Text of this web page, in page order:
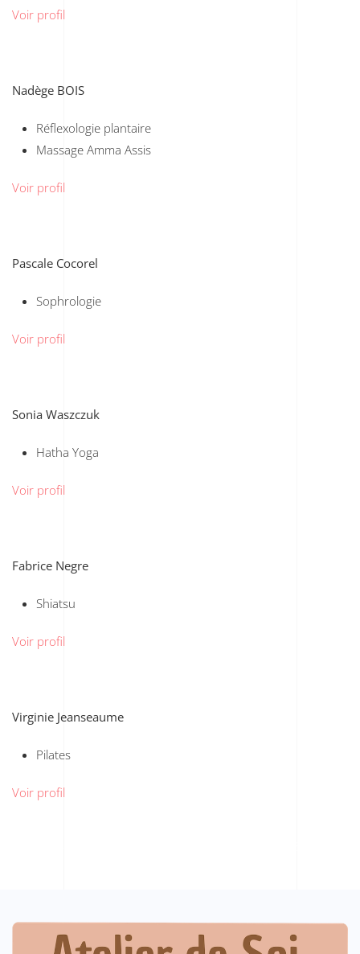
Voir profil
Nadège BOIS
Réflexologie plantaire
Massage Amma Assis
Voir profil
Pascale Cocorel
Sophrologie
Voir profil
Sonia Waszczuk
Hatha Yoga
Voir profil
Fabrice Negre
Shiatsu
Voir profil
Virginie Jeanseaume
Pilates
Voir profil